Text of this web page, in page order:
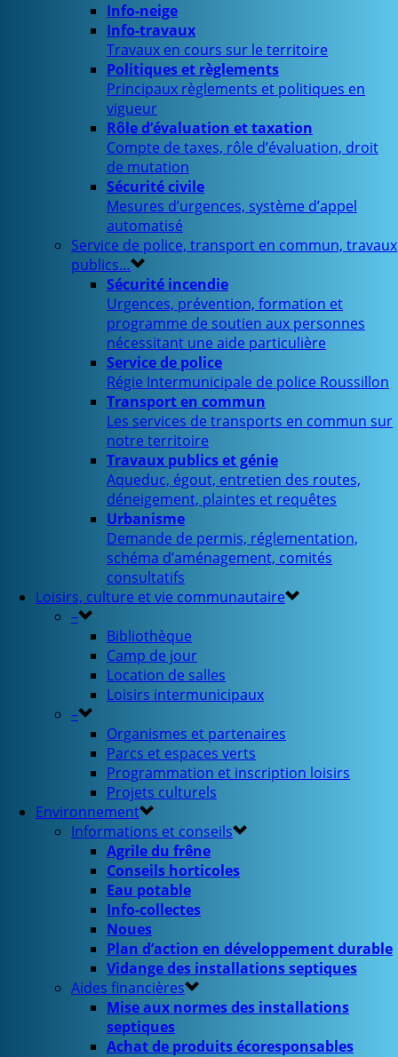
Info-neige
Info-travaux
Travaux en cours sur le territoire
Politiques et règlements
Principaux règlements et politiques en
vigueur
Rôle d’évaluation et taxation
Compte de taxes, rôle d’évaluation, droit
de mutation
Sécurité civile
Mesures d’urgences, système d’appel
automatisé
Service de police, transport en commun, travaux
publics…
Sécurité incendie
Urgences, prévention, formation et
programme de soutien aux personnes
nécessitant une aide particulière
Service de police
Régie Intermunicipale de police Roussillon
Transport en commun
Les services de transports en commun sur
notre territoire
Travaux publics et génie
Aqueduc, égout, entretien des routes,
déneigement, plaintes et requêtes
Urbanisme
Demande de permis, réglementation,
schéma d’aménagement, comités
consultatifs
Loisirs, culture et vie communautaire
–
Bibliothèque
Camp de jour
Location de salles
Loisirs intermunicipaux
–
Organismes et partenaires
Parcs et espaces verts
Programmation et inscription loisirs
Projets culturels
Environnement
Informations et conseils
Agrile du frêne
Conseils horticoles
Eau potable
Info-collectes
Noues
Plan d’action en développement durable
Vidange des installations septiques
Aides financières
Mise aux normes des installations
septiques
Achat de produits écoresponsables